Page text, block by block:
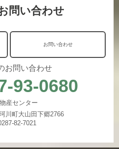
問い合わせ
お問い合わせ
お問い合わせ
93-0680
産センター
川町大山田下郷2766
82-7021